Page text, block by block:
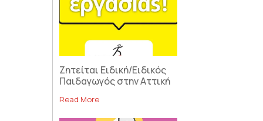
Ζητείται Ειδική/Ειδικός
Παιδαγωγός στην Αττική
Read More